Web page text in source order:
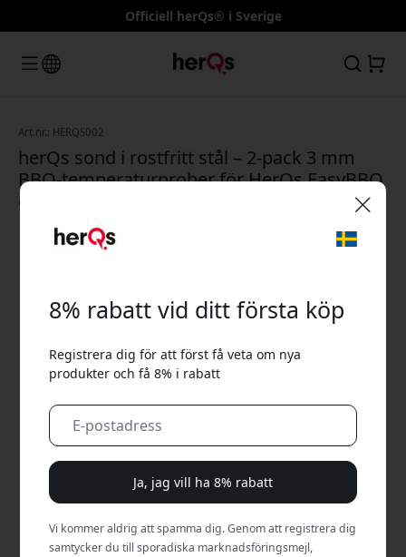
Officiell herQs® i Sverige
Art.nr.: HERQS002
herQs sond i rostfritt stål – 2-pack 3 mm
BBQ-temperaturprober för HerQs EasyBBQ
och grillning, 0–300 °C - Stainless steel
8% rabatt vid ditt första köp
Registrera dig för att först få veta om nya
produkter och få 8% i rabatt
Ja, jag vill ha 8% rabatt
Vi kommer aldrig att spamma dig. Genom att registrera dig
samtycker du till sporadiska marknadsföringsmejl,